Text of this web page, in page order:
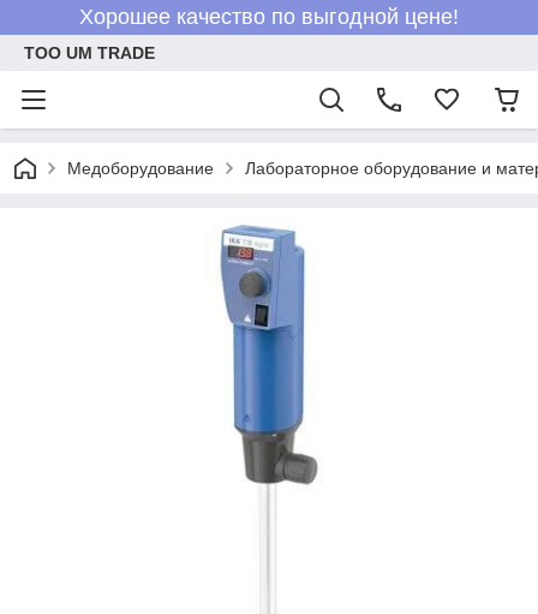
Хорошее качество по выгодной цене!
ТОО UM TRADE
Медоборудование Лабораторное оборудование и